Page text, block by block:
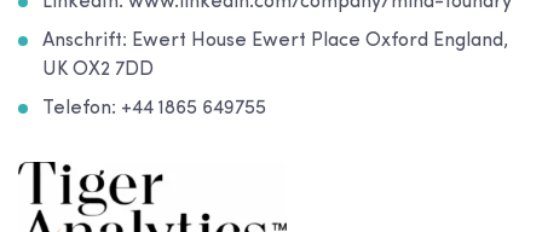
Anschrift: Ewert House Ewert Place Oxford England,
UK OX2 7DD
Telefon: +44 1865 649755